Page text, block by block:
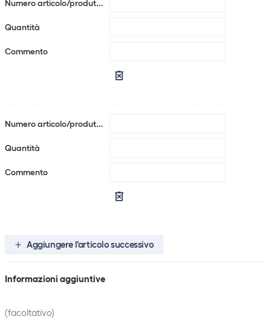
Aggiungere l'articolo successivo
Informazioni aggiuntive
(facoltativo)